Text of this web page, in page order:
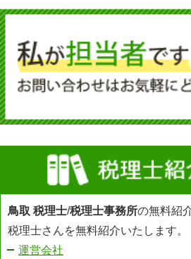
鳥取 税理士/税理士事務所の無料紹
税理士さんを無料紹介いたします。
運営会社